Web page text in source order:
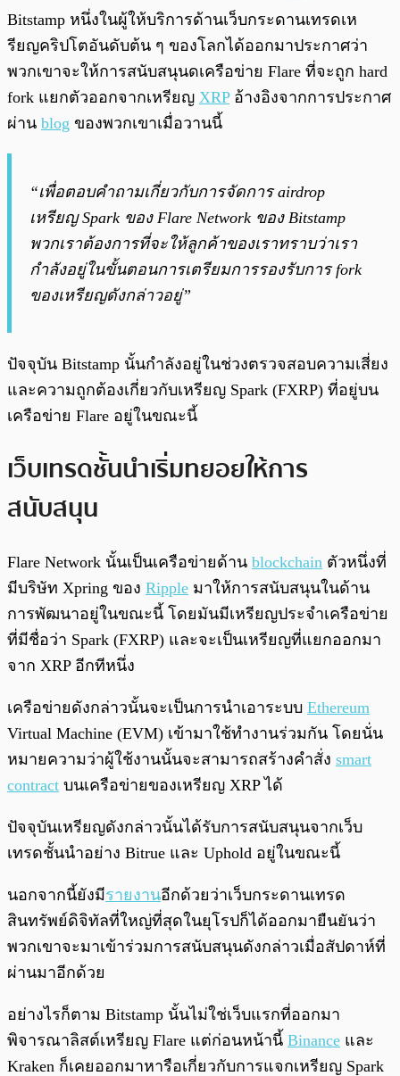
พร้อมเล่น
Bitstamp หนึ่งในผู้ให้บริการด้านเว็บกระดานเทรดเห
รียญคริปโตอันดับต้น ๆ ของโลกได้ออกมาประกาศว่า
พวกเขาจะให้การสนับสนุนดเครือข่าย Flare ที่จะถูก hard
fork แยกตัวออกจากเหรียญ XRPอ้างอิงจากการประกาศ
ผ่าน blog ของพวกเขาเมื่อวานนี้
“เพื่อตอบคำถามเกี่ยวกับการจัดการ airdrop
เหรียญ Spark ของ Flare Network ของ Bitstamp
พวกเราต้องการที่จะให้ลูกค้าของเราทราบว่าเรา
กำลังอยู่ในขั้นตอนการเตรียมการรองรับการ fork
ของเหรียญดังกล่าวอยู่”
ปัจจุบัน Bitstamp นั้นกำลังอยู่ในช่วงตรวจสอบความเสี่ยง
และความถูกต้องเกี่ยวกับเหรียญ Spark (FXRP) ที่อยู่บน
เครือข่าย Flare อยู่ในขณะนี้
เว็บเทรดชั้นนำเริ่มทยอยให้การ
สนับสนุน
Flare Network นั้นเป็นเครือข่ายด้าน blockchain ตัวหนึ่งที่
มีบริษัท Xpring ของ Ripple มาให้การสนับสนุนในด้าน
การพัฒนาอยู่ในขณะนี้ โดยมันมีเหรียญประจำเครือข่าย
ที่มีชื่อว่า Spark (FXRP) และจะเป็นเหรียญที่แยกออกมา
จาก XRP อีกทีหนึ่ง
เครือข่ายดังกล่าวนั้นจะเป็นการนำเอาระบบ Ethereum
Virtual Machine (EVM) เข้ามาใช้ทำงานร่วมกัน โดยนั่น
หมายความว่าผู้ใช้งานนั้นจะสามารถสร้างคำสั่ง smart
contract บนเครือข่ายของเหรียญ XRP ได้
ปัจจุบันเหรียญดังกล่าวนั้นได้รับการสนับสนุนจากเว็บ
เทรดชั้นนำอย่าง Bitrue และ Uphold อยู่ในขณะนี้
นอกจากนี้ยังมีรายงานอีกด้วยว่าเว็บกระดานเทรด
สินทรัพย์ดิจิทัลที่ใหญ่ที่สุดในยุโรปก็ได้ออกมายืนยันว่า
พวกเขาจะมาเข้าร่วมการสนับสนุนดังกล่าวเมื่อสัปดาห์ที่
ผ่านมาอีกด้วย
อย่างไรก็ตาม Bitstamp นั้นไม่ใช่เว็บแรกที่ออกมา
พิจารณาลิสต์เหรียญ Flare แต่ก่อนหน้านี้ Binance และ
Kraken ก็เคยออกมาหารือเกี่ยวกับการแจกเหรียญ Spark